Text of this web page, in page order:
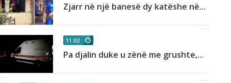
Zjarr në një banesë dy katëshe në...
11:02
Pa djalin duke u zënë me grushte,...